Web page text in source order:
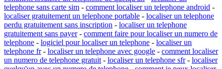
telephone sans carte sim - comment localiser un telephone android -
localiser gratuitement un telephone portable - localiser un telephone
perdu gratuitement sans inscription - localiser un telephone
gratuitement sans payer- comment faire pour localiser un numero de
telephone - logiciel pour localiser un telephone - localiser un
telephone fr- localiser un telephone avec google - comment localiser
un numero de telephone gratuit - localiser un telephone sfr- localiser